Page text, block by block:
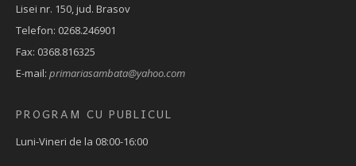
Lisei nr. 150, jud. Brasov
Telefon: 0268.246901
Fax: 0368.816325
E-mail: primariasambata@yahoo.com
PROGRAM CU PUBLICUL
Luni-Vineri de la 08:00-16:00